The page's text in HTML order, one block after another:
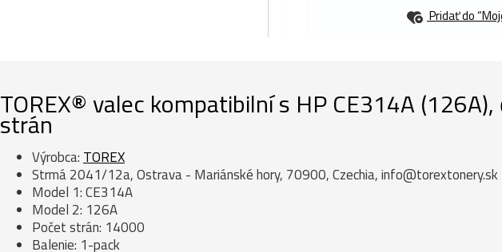
Pridať do
TOREX® valec kompatibilní s HP CE314A
strán
Výrobca: TOREX
Strmá 2041/12a, Ostrava - Mariánské hory, 70900, Czechia, info@torextonery.sk
Model 1: CE314A
Model 2: 126A
Počet strán: 14000
Balenie: 1-pack